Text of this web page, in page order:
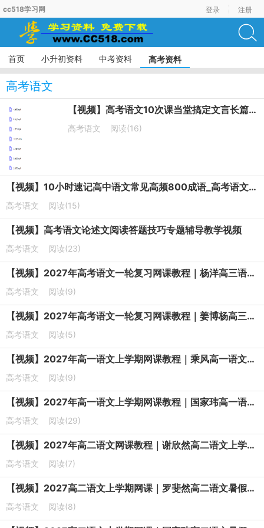
cc518学习网 登录 注册
首页 小升初资料 中考资料 高考资料
高考语文
【视频】高考语文10次课当堂搞定文言长篇默写培训课程
高考语文 阅读(16)
【视频】10小时速记高中语文常见高频800成语_高考语文成语专题课
高考语文 阅读(15)
【视频】高考语文论述文阅读答题技巧专题辅导教学视频
高考语文 阅读(23)
【视频】2027年高考语文一轮复习网课教程｜杨洋高三语文上学期暑假班视频教程
高考语文 阅读(9)
【视频】2027年高考语文一轮复习网课教程｜姜博杨高三语文上学期暑假班视频教程
高考语文 阅读(5)
【视频】2027年高一语文上学期网课教程｜乘风高一语文暑假班视频教程
高考语文 阅读(9)
【视频】2027年高一语文上学期网课教程｜国家玮高一语文暑假班视频教程
高考语文 阅读(29)
【视频】2027年高二语文网课教程｜谢欣然高二语文上学期暑假班视频教程
高考语文 阅读(7)
【视频】2027高二语文上学期网课｜罗斐然高二语文暑假班视频教程
高考语文 阅读(8)